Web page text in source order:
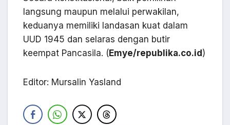
langsung maupun melalui perwakilan,
keduanya memiliki landasan kuat dalam
UUD 1945 dan selaras dengan butir
keempat Pancasila. (Emye/republika.co.id)
Editor: Mursalin Yasland